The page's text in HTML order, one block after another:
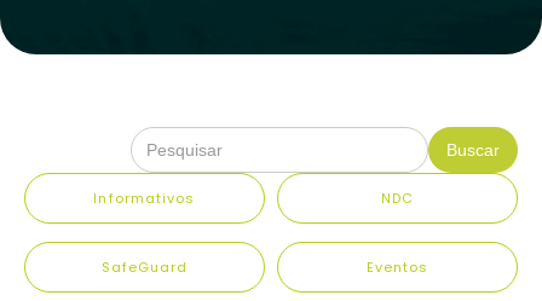
NDC
SafeGuard
Informativos
Eventos